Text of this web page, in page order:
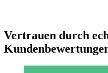
Vertrauen durch